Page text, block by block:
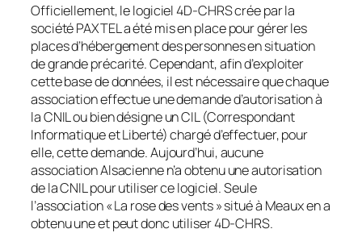
Officiellement, le logiciel 4D-CHRS crée par la
société PAXTEL a été mis en place pour gérer les
places d’hébergement des personnes en situation
de grande précarité. Cependant, afin d’exploiter
cette base de données, il est nécessaire que chaque
association effectue une demande d’autorisation à
la CNIL ou bien désigne un CIL (Correspondant
Informatique et Liberté) chargé d’effectuer, pour
elle, cette demande. Aujourd’hui, aucune
association Alsacienne n’a obtenu une autorisation
de la CNIL pour utiliser ce logiciel. Seule
l’association « La rose des vents » situé à Meaux en a
obtenu une et peut donc utiliser 4D-CHRS.